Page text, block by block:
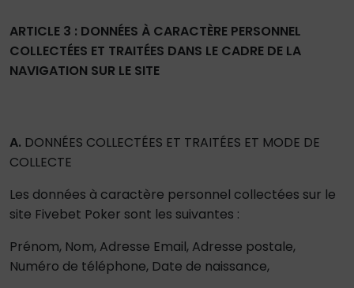
ARTICLE 3 : DONNÉES À CARACTÈRE PERSONNEL
COLLECTÉES ET TRAITÉES DANS LE CADRE DE LA
NAVIGATION SUR LE SITE
A. DONNÉES COLLECTÉES ET TRAITÉES ET MODE DE
COLLECTE
Les données à caractère personnel collectées sur le
site Fivebet Poker sont les suivantes :
Prénom, Nom, Adresse Email, Adresse postale,
Numéro de téléphone, Date de naissance,